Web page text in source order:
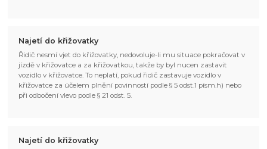
Najetí do křižovatky
Řidič nesmí vjet do křižovatky, nedovoluje-li mu situace pokračovat v
jízdě v křižovatce a za křižovatkou, takže by byl nucen zastavit
vozidlo v křižovatce. To neplatí, pokud řidič zastavuje vozidlo v
křižovatce za účelem plnění povinností podle § 5 odst.1 písm.h) nebo
při odbočení vlevo podle § 21 odst. 5.
Najetí do křižovatky